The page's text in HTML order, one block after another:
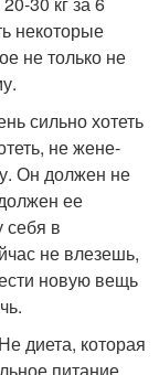
некоторые
не только не
сильно хотеть
не жене-
Он должен не
ее
себя в
не влезешь,
новую вещь
диета, которая
питание,